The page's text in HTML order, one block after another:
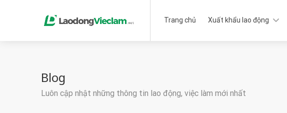
Trang chủ Xuất khẩu lao động
Blog
Luôn cập nhật những thông tin lao động, việc làm mới nhất